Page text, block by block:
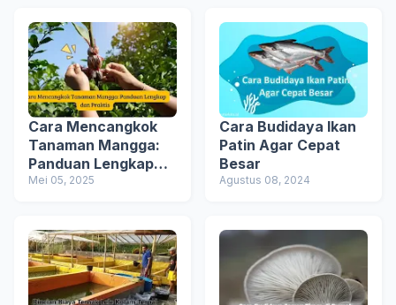
Cara Mencangkok
Tanaman Mangga:
Panduan Lengkap
dan Praktis
Mei 05, 2025
Cara Budidaya Ikan
Patin Agar Cepat
Besar
Agustus 08, 2024